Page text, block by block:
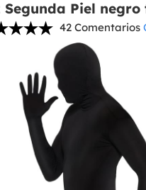
Segunda Piel
42 Comentarios